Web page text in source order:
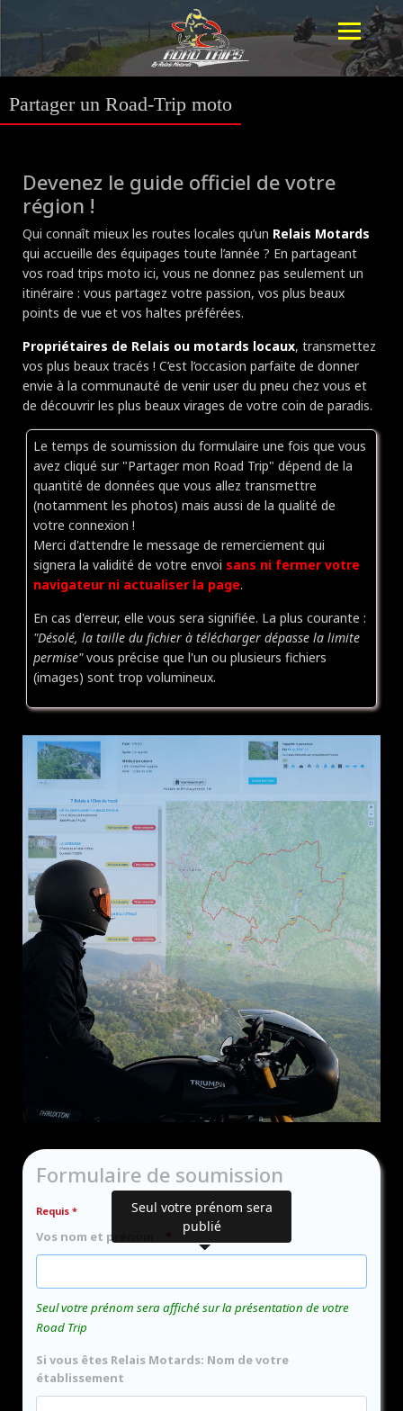
Partager un Road-Trip moto
Devenez le guide officiel de votre
région !
Qui connaît mieux les routes locales qu’un Relais Motards
qui accueille des équipages toute l’année ? En partageant
vos road trips moto ici, vous ne donnez pas seulement un
itinéraire : vous partagez votre passion, vos plus beaux
points de vue et vos haltes préférées.
Propriétaires de Relais ou motards locaux, transmettez
vos plus beaux tracés ! C’est l’occasion parfaite de donner
envie à la communauté de venir user du pneu chez vous et
de découvrir les plus beaux virages de votre coin de paradis.
Le temps de soumission du formulaire une fois que vous
avez cliqué sur "Partager mon Road Trip" dépend de la
quantité de données que vous allez transmettre
(notamment les photos) mais aussi de la qualité de
votre connexion !
Merci d'attendre le message de remerciement qui
signera la validité de votre envoi sans ni fermer votre
navigateur ni actualiser la page.
En cas d'erreur, elle vous sera signifiée. La plus courante :
"Désolé, la taille du fichier à télécharger dépasse la limite
permise"vous précise que l'un ou plusieurs fichiers
(images) sont trop volumineux.
Formulaire de soumission
Requis *
Vos nom et prénom
Seul votre prénom sera affiché sur la présentation de votre
Road Trip
Si vous êtes Relais Motards: Nom de votre
établissement
Seul votre prénom sera
publié